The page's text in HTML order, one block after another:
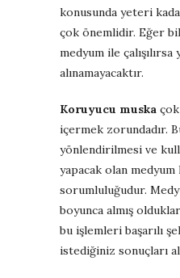
konusunda yeteri
çok önemlidir. Eğer
medyum ile
alınamayacaktır.
Koruyucu muska
içermek zorundadır.
yönlendirilmesi ve
yapacak olan medyum
sorumluluğudur.
boyunca almış
bu işlemleri başarılı
istediğiniz sonuçları